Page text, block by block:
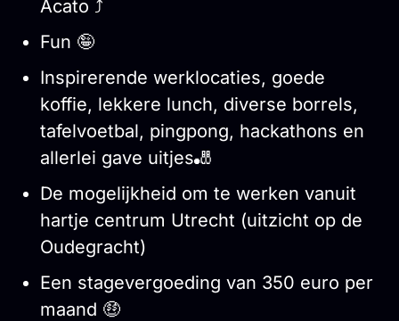
Acato ⤴️
Fun 🤪
Inspirerende werklocaties, goede
koffie, lekkere lunch, diverse borrels,
tafelvoetbal, pingpong, hackathons en
allerlei gave uitjes🎳
De mogelijkheid om te werken vanuit
hartje centrum Utrecht (uitzicht op de
Oudegracht)
Een stagevergoeding van 350 euro per
maand 🤑